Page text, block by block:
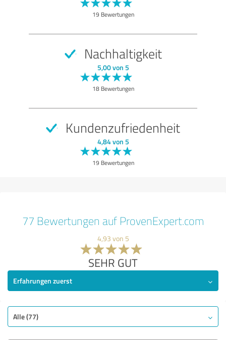
19 Bewertungen
Nachhaltigkeit
5,00 von 5
18 Bewertungen
Kundenzufriedenheit
4,84 von 5
19 Bewertungen
77 Bewertungen auf ProvenExpert.com
4,93 von 5
SEHR GUT
Erfahrungen zuerst
Alle (77)